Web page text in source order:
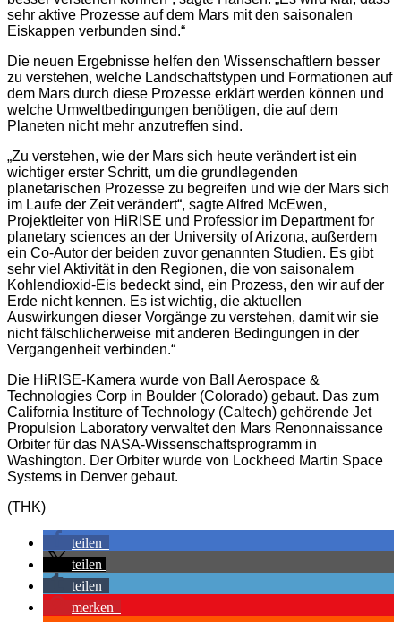
sehr aktive Prozesse auf dem Mars mit den saisonalen
Eiskappen verbunden sind.“
Die neuen Ergebnisse helfen den Wissenschaftlern besser
zu verstehen, welche Landschaftstypen und Formationen auf
dem Mars durch diese Prozesse erklärt werden können und
welche Umweltbedingungen benötigen, die auf dem
Planeten nicht mehr anzutreffen sind.
„Zu verstehen, wie der Mars sich heute verändert ist ein
wichtiger erster Schritt, um die grundlegenden
planetarischen Prozesse zu begreifen und wie der Mars sich
im Laufe der Zeit verändert“, sagte Alfred McEwen,
Projektleiter von HiRISE und Professior im Department for
planetary sciences an der University of Arizona, außerdem
ein Co-Autor der beiden zuvor genannten Studien. Es gibt
sehr viel Aktivität in den Regionen, die von saisonalem
Kohlendioxid-Eis bedeckt sind, ein Prozess, den wir auf der
Erde nicht kennen. Es ist wichtig, die aktuellen
Auswirkungen dieser Vorgänge zu verstehen, damit wir sie
nicht fälschlicherweise mit anderen Bedingungen in der
Vergangenheit verbinden.“
Die HiRISE-Kamera wurde von Ball Aerospace &
Technologies Corp in Boulder (Colorado) gebaut. Das zum
California Institure of Technology (Caltech) gehörende Jet
Propulsion Laboratory verwaltet den Mars Renonnaissance
Orbiter für das NASA-Wissenschaftsprogramm in
Washington. Der Orbiter wurde von Lockheed Martin Space
Systems in Denver gebaut.
(THK)
teilen
teilen
teilen
merken